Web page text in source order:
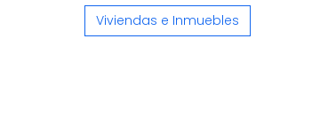
Viviendas e Inmuebles